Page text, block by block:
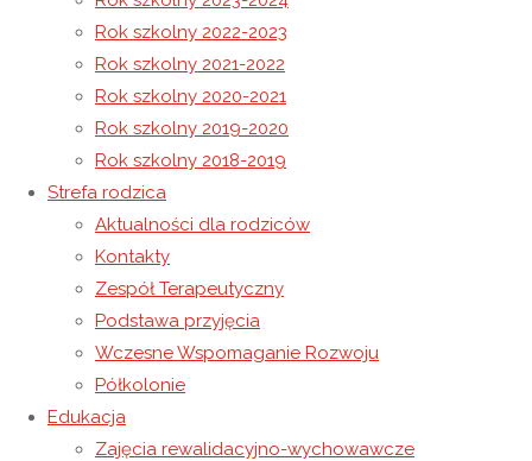
Rok szkolny 2022-2023
Rok szkolny 2021-2022
Rok szkolny 2020-2021
Rok szkolny 2019-2020
Rok szkolny 2018-2019
Strefa rodzica
Aktualności dla rodziców
Kontakty
Zespół Terapeutyczny
Podstawa przyjęcia
Wczesne Wspomaganie Rozwoju
Półkolonie
Edukacja
Zajęcia rewalidacyjno-wychowawcze
Wizyta ORW Laszczyny w naszej placówce
Zajęcia obserwacji – lekcje koleżeńskie
14 lutego 202022 listopada 2020